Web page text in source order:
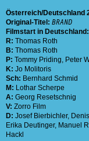
Österreich Deutschland
Original-Titel: BRAND
Filmstart in Deutschland:
R: Thomas Roth
B: Thomas Roth
P: Tommy Priding, Peter
K: Jo Molitoris
Sch: Bernhard Schmid
M: Lothar Scherpe
A: Georg Resetschnig
V: Zorro Film
D: Josef Bierbichler,
Erika Deutinger, Manuel
Hackl